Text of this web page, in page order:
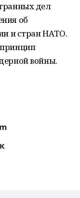
дел
об
и стран НАТО.
войны.